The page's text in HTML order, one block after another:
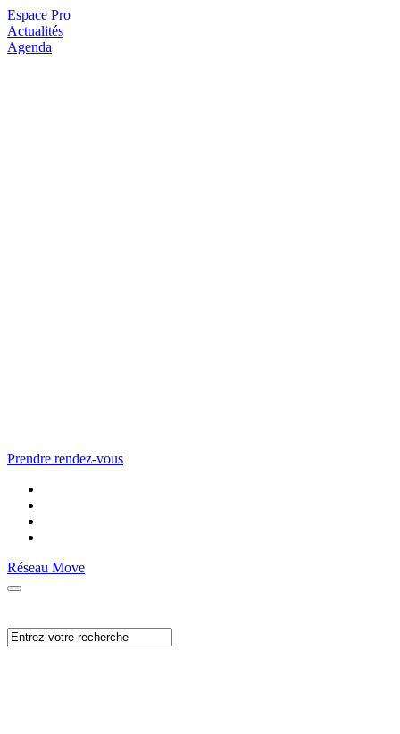
Espace Pro
Actualités
Agenda
Prendre rendez-vous
Réseau Move